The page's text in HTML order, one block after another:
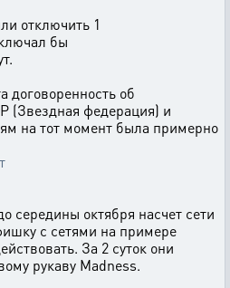
отключить 1
бы
договоренность об
(Звездная федерация) и
на тот момент была примерно
середины октября насчет сети
с сетями на примере
За 2 суток они
рукаву Madness.